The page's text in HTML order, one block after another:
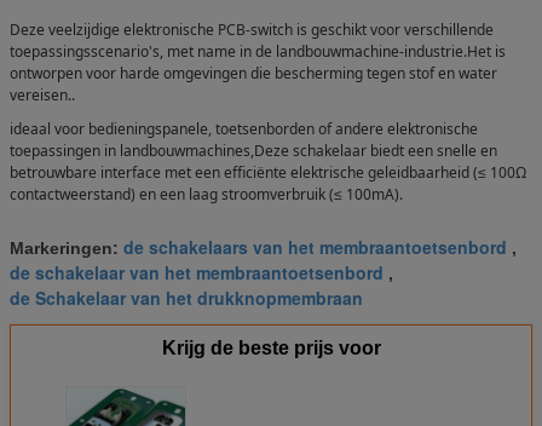
Deze veelzijdige elektronische PCB-switch is geschikt voor verschillende
toepassingsscenario's, met name in de landbouwmachine-industrie.Het is
ontworpen voor harde omgevingen die bescherming tegen stof en water
vereisen..
ideaal voor bedieningspanele, toetsenborden of andere elektronische
toepassingen in landbouwmachines,Deze schakelaar biedt een snelle en
betrouwbare interface met een efficiënte elektrische geleidbaarheid (≤ 100Ω
contactweerstand) en een laag stroomverbruik (≤ 100mA).
Markeringen: de schakelaars van het membraantoetsenbord ,
de schakelaar van het membraantoetsenbord ,
de Schakelaar van het drukknopmembraan
Krijg de beste prijs voor